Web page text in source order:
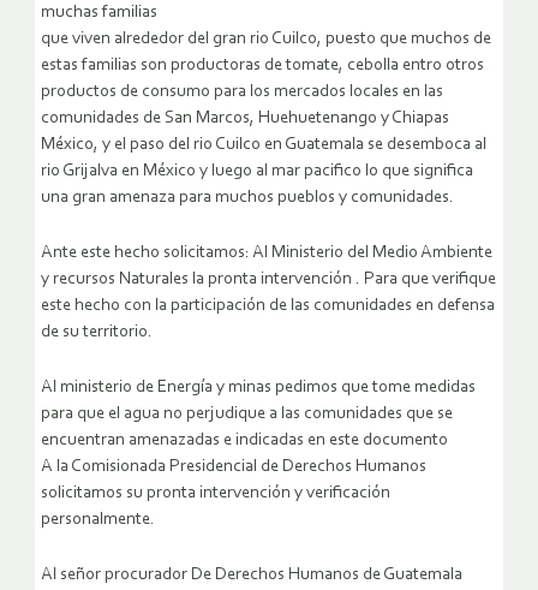
muchas familias
que viven alrededor del gran rio Cuilco, puesto que muchos de
estas familias son productoras de tomate, cebolla entro otros
productos de consumo para los mercados locales en las
comunidades de San Marcos, Huehuetenango y Chiapas
México, y el paso del rio Cuilco en Guatemala se desemboca al
rio Grijalva en México y luego al mar pacifico lo que significa
una gran amenaza para muchos pueblos y comunidades.
Ante este hecho solicitamos: Al Ministerio del Medio Ambiente
y recursos Naturales la pronta intervención . Para que verifique
este hecho con la participación de las comunidades en defensa
de su territorio.
Al ministerio de Energía y minas pedimos que tome medidas
para que el agua no perjudique a las comunidades que se
encuentran amenazadas e indicadas en este documento
A la Comisionada Presidencial de Derechos Humanos
solicitamos su pronta intervención y verificación
personalmente.
Al señor procurador De Derechos Humanos de Guatemala